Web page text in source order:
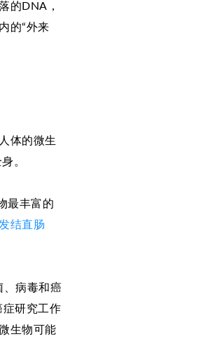
的DNA，
的“外来
体的微生
。
最丰富的
结直肠
、病毒和癌
症研究工作
生物可能